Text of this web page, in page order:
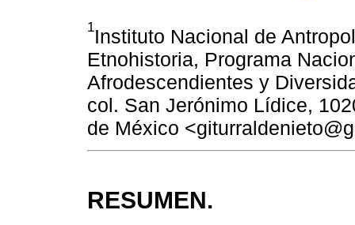
1Instituto Nacional de
Etnohistoria, Programa
Afrodescendientes y
col. San Jerónimo Lídice,
de México
RESUMEN.